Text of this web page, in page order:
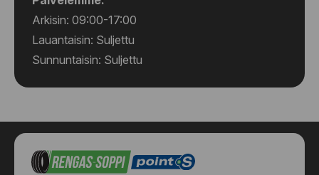
Arkisin: 09:00-17:00
Lauantaisin: Suljettu
Sunnuntaisin: Suljettu